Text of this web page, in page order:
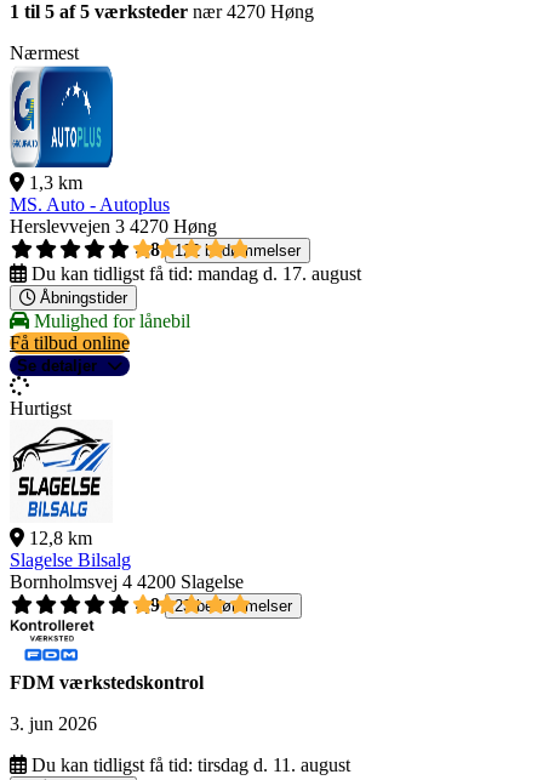
1 til 5 af 5 værksteder nær 4270 Høng
Nærmest
1,3 km
MS. Auto - Autoplus
Herslevvejen 3 4270 Høng
4,8
122 bedømmelser
Du kan tidligst få tid: mandag d. 17. august
Åbningstider
Mulighed for lånebil
Få tilbud online
Se detaljer
Hurtigst
12,8 km
Slagelse Bilsalg
Bornholmsvej 4 4200 Slagelse
4,9
23 bedømmelser
FDM værkstedskontrol
3. jun 2026
Du kan tidligst få tid: tirsdag d. 11. august